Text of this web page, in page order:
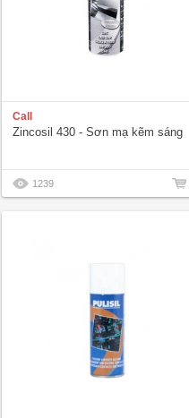
Call
Zincosil 430 - Sơn mạ kẽm sáng
1239